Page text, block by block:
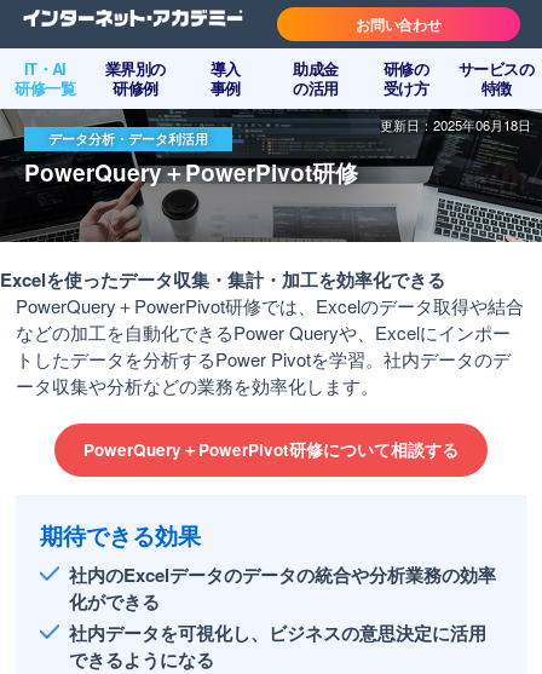
IT・AI
研修一覧
業界別の
研修例
導入
事例
助成金
の活用
研修の
受け方
サービスの
特徴
お問い合わせ
更新日：2025年06月18日
データ分析・データ利活用
PowerQuery＋PowerPivot研修
Excelを使ったデータ収集・集計・加工を効率化できる
PowerQuery＋PowerPivot研修では、Excelのデータ取得や結合
などの加工を自動化できるPower Queryや、Excelにインポー
トしたデータを分析するPower Pivotを学習。社内データのデ
ータ収集や分析などの業務を効率化します。
PowerQuery＋PowerPivot研修について相談する
期待できる効果
社内のExcelデータのデータの統合や分析業務の効率
化ができる
社内データを可視化し、ビジネスの意思決定に活用
できるようになる